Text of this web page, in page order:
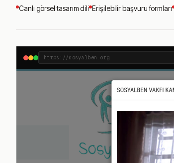
Canlı görsel tasarım dili Erişilebilir başvuru formları
https://sosyalben.org